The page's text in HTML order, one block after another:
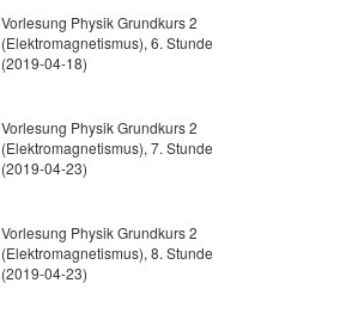
Vorlesung Physik Grundkurs 2
(Elektromagnetismus), 6. Stunde
(2019-04-18)
Vorlesung Physik Grundkurs 2
(Elektromagnetismus), 7. Stunde
(2019-04-23)
Vorlesung Physik Grundkurs 2
(Elektromagnetismus), 8. Stunde
(2019-04-23)